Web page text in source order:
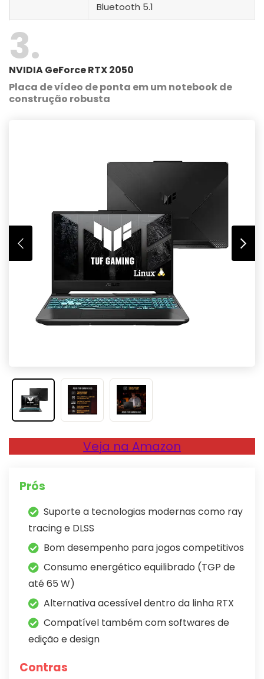
Bluetooth 5.1
3
NVIDIA GeForce RTX 2050
Placa de vídeo de ponta em um notebook de
construção robusta
Veja na Amazon
Prós
Suporte a tecnologias modernas como ray
tracing e DLSS
Bom desempenho para jogos competitivos
Consumo energético equilibrado (TGP de
até 65 W)
Alternativa acessível dentro da linha RTX
Compatível também com softwares de
edição e design
Contras